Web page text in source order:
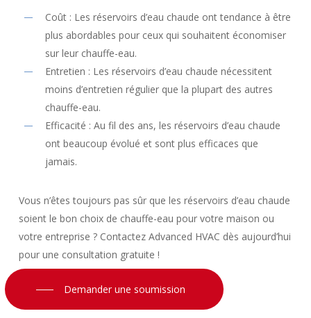
Coût : Les réservoirs d’eau chaude ont tendance à être
plus abordables pour ceux qui souhaitent économiser
sur leur chauffe-eau.
Entretien : Les réservoirs d’eau chaude nécessitent
moins d’entretien régulier que la plupart des autres
chauffe-eau.
Efficacité : Au fil des ans, les réservoirs d’eau chaude
ont beaucoup évolué et sont plus efficaces que
jamais.
Vous n’êtes toujours pas sûr que les réservoirs d’eau chaude
soient le bon choix de chauffe-eau pour votre maison ou
votre entreprise ? Contactez Advanced HVAC dès aujourd’hui
pour une consultation gratuite !
Demander une soumission